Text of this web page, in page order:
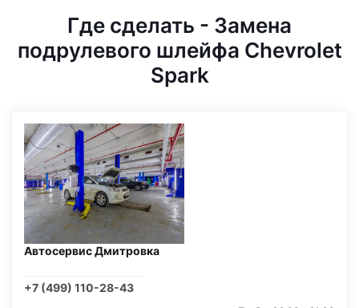
Где сделать - Замена
подрулевого шлейфа Chevrolet
Spark
Автосервис Дмитровка
+7 (499) 110-28-43